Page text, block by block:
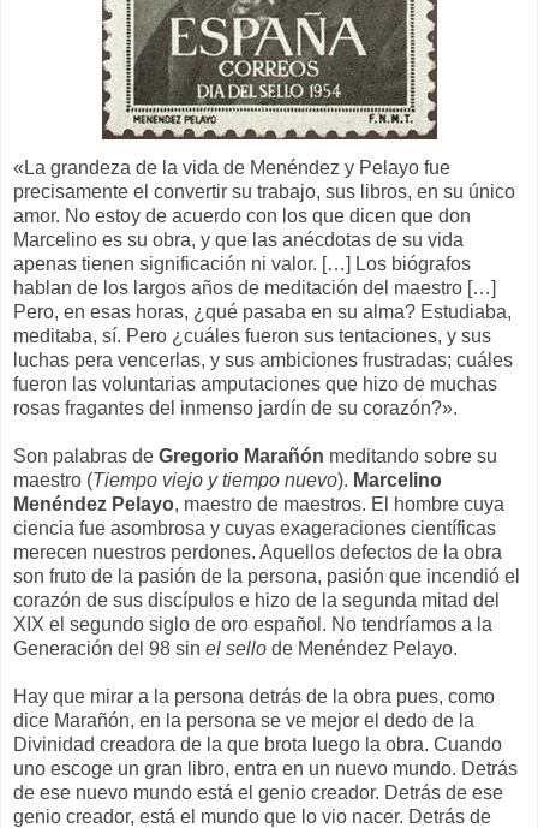
«La grandeza de la vida de Menéndez y Pelayo fue
precisamente el convertir su trabajo, sus libros, en su único
amor. No estoy de acuerdo con los que dicen que don
Marcelino es su obra, y que las anécdotas de su vida
apenas tienen significación ni valor. […] Los biógrafos
hablan de los largos años de meditación del maestro […]
Pero, en esas horas, ¿qué pasaba en su alma? Estudiaba,
meditaba, sí. Pero ¿cuáles fueron sus tentaciones, y sus
luchas pera vencerlas, y sus ambiciones frustradas; cuáles
fueron las voluntarias amputaciones que hizo de muchas
rosas fragantes del inmenso jardín de su corazón?».
Son palabras de Gregorio Marañón meditando sobre su
maestro (Tiempo viejo y tiempo nuevo). Marcelino
Menéndez Pelayo, maestro de maestros. El hombre cuya
ciencia fue asombrosa y cuyas exageraciones científicas
merecen nuestros perdones. Aquellos defectos de la obra
son fruto de la pasión de la persona, pasión que incendió el
corazón de sus discípulos e hizo de la segunda mitad del
XIX el segundo siglo de oro español. No tendríamos a la
Generación del 98 sin el sello de Menéndez Pelayo.
Hay que mirar a la persona detrás de la obra pues, como
dice Marañón, en la persona se ve mejor el dedo de la
Divinidad creadora de la que brota luego la obra. Cuando
uno escoge un gran libro, entra en un nuevo mundo. Detrás
de ese nuevo mundo está el genio creador. Detrás de ese
genio creador, está el mundo que lo vio nacer. Detrás de